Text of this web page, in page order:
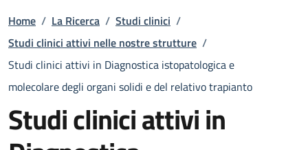
Briciole di pane
Home / La Ricerca / Studi clinici /
Studi clinici attivi nelle nostre strutture /
Studi clinici attivi in Diagnostica istopatologica e
molecolare degli organi solidi e del relativo trapianto
Studi clinici attivi in